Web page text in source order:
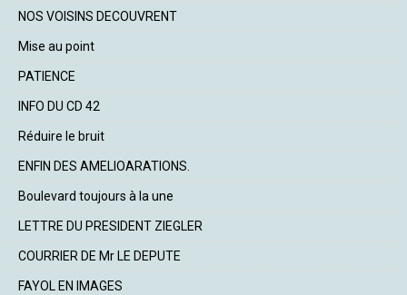
NOS VOISINS DECOUVRENT
Mise au point
PATIENCE
INFO DU CD 42
Réduire le bruit
ENFIN DES AMELIOARATIONS.
Boulevard toujours à la une
LETTRE DU PRESIDENT ZIEGLER
COURRIER DE Mr LE DEPUTE
FAYOL EN IMAGES